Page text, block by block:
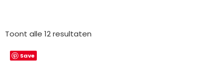
Toont alle 12 resultaten
Save